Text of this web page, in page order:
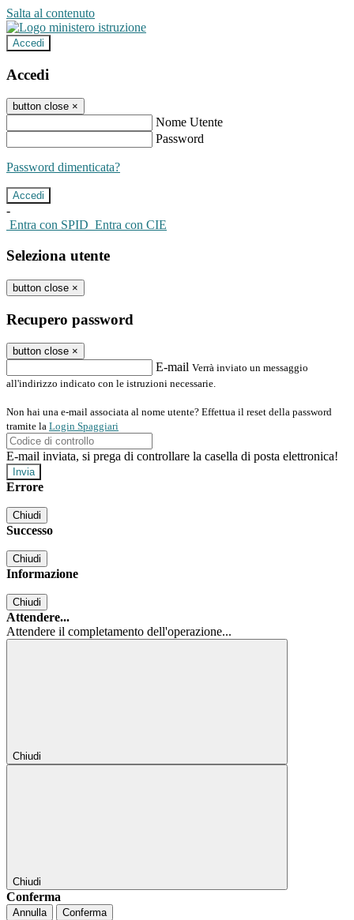
Salta al contenuto
Accedi
Accedi
button close ×
Nome Utente
Password
Password dimenticata?
-
Entra con SPID Entra con CIE
Seleziona utente
button close ×
Recupero password
button close ×
E-mail Verrà inviato un messaggio
all'indirizzo indicato con le istruzioni necessarie.
Non hai una e-mail associata al nome utente? Effettua il reset della password
tramite la Login Spaggiari
E-mail inviata, si prega di controllare la casella di posta elettronica!
Errore
Chiudi
Successo
Chiudi
Informazione
Chiudi
Attendere...
Attendere il completamento dell'operazione...
Chiudi
Chiudi
Conferma
Annulla Conferma